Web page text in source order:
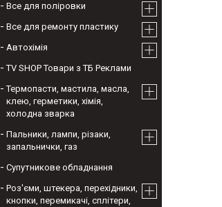
Все для поліровки
Все для ремонту пластику
Автохімія
TV SHOP Товари з ТБ Реклами
Термопасти, мастила, масла,
клею, герметики, хімія,
холодна зварка
Пальники, лампи, різаки,
запальнички, газ
Супутникове обладнання
Роз'єми, штекера, перехідники,
кнопки, перемикачі, сплітери,